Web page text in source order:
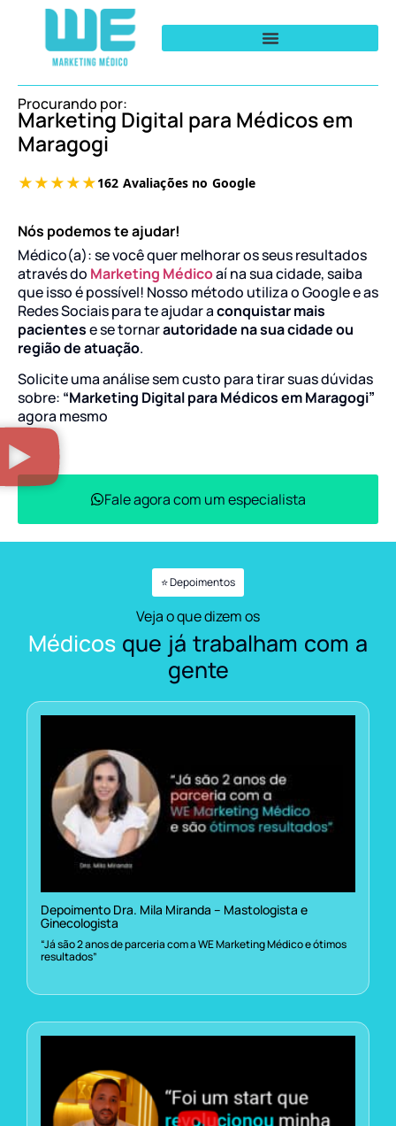
Procurando por:
Marketing Digital para Médicos em
Maragogi
Nós podemos te ajudar!
Médico(a): se você quer melhorar os seus resultados
através do Marketing Médicoaí na sua cidade, saiba
que isso é possível! Nosso método utiliza o Google e as
Redes Sociais para te ajudar aconquistar mais
pacientese se tornarautoridade na sua cidade ou
região de atuação.
Solicite uma análise sem custo para tirar suas dúvidas
sobre: “Marketing Digital para Médicos em Maragogi”
agora mesmo
Fale agora com um especialista
⭐ Depoimentos
Veja o que dizem os
Médicos que já trabalham com a
gente
Depoimento Dra. Mila Miranda – Mastologista e
Ginecologista
“Já são 2 anos de parceria com a WE Marketing Médico e ótimos
resultados”